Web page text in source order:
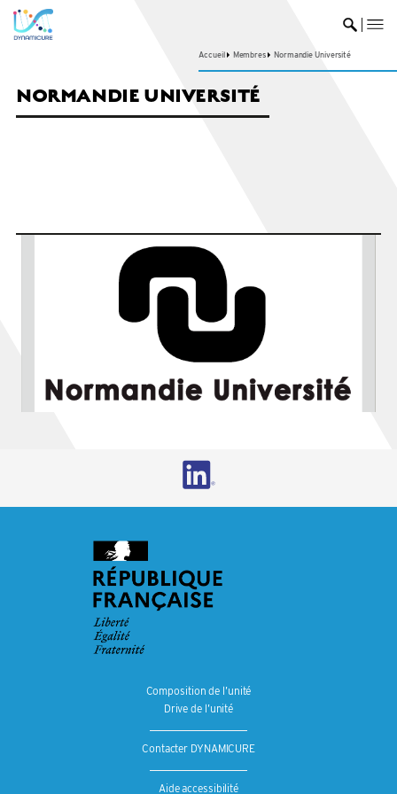
Accueil Membres Normandie Université
NORMANDIE UNIVERSITÉ
Composition de l’unité
Drive de l’unité
Contacter DYNAMICURE
Aide accessibilité